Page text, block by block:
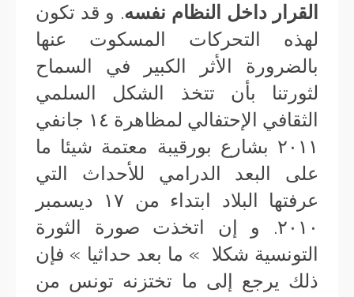
القرار داخل النظام نفسه. و قد تكون
لهذه التحركات المسكوت عنها
بالضرورة الأثر الكبير في السماح
لثورتنا بأن تتخذ الشكل السلمي
الثقافي الإحتفالي لمظاهرة ١٤ جانفي
٢٠١١ بشارع بورقيبة معتمة شيئا ما
على البعد الدرامي للأحداث التي
عرفتها البلاد ابتداء من ١٧ ديسمبر
٢٠١٠. و إن اتخذت صورة الثورة
التونسية شكلا » ما بعد حداثيا » فإن
ذلك يرجع إلى ما تختزنه تونس من